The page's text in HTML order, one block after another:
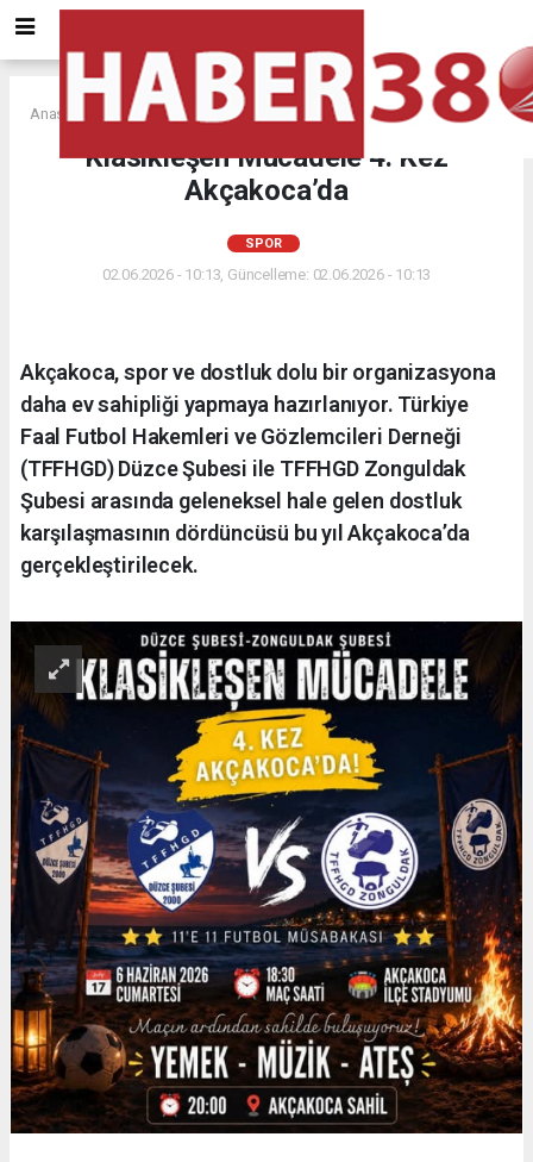
Anasayfa SPOR
Klasikleşen Mücadele 4. Kez
Akçakoca’da
SPOR
02.06.2026 - 10:13, Güncelleme: 02.06.2026 - 10:13
Akçakoca, spor ve dostluk dolu bir organizasyona
daha ev sahipliği yapmaya hazırlanıyor. Türkiye
Faal Futbol Hakemleri ve Gözlemcileri Derneği
(TFFHGD) Düzce Şubesi ile TFFHGD Zonguldak
Şubesi arasında geleneksel hale gelen dostluk
karşılaşmasının dördüncüsü bu yıl Akçakoca’da
gerçekleştirilecek.